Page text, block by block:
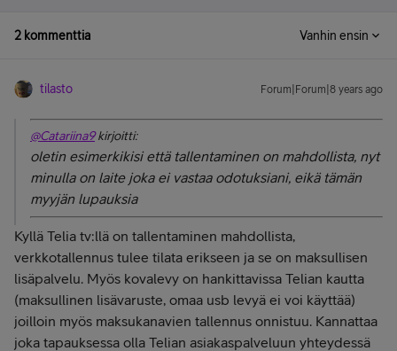
2 kommenttia Vanhin ensin
tilasto Forum|Forum|8 years ago
@Catariina9kirjoitti:
oletin esimerkikisi että tallentaminen on mahdollista, nyt
minulla on laite joka ei vastaa odotuksiani, eikä tämän
myyjän lupauksia
Kyllä Telia tv:llä on tallentaminen mahdollista,
verkkotallennus tulee tilata erikseen ja se on maksullisen
lisäpalvelu. Myös kovalevy on hankittavissa Telian kautta
(maksullinen lisävaruste, omaa usb levyä ei voi käyttää)
joilloin myös maksukanavien tallennus onnistuu. Kannattaa
joka tapauksessa olla Telian asiakaspalveluun yhteydessä